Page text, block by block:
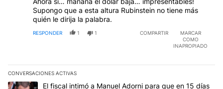
Supongo que a esta altura Rubinstein no tiene más
quién le dirija la palabra.
RESPONDER 1 1 COMPARTIR
MARCAR
COMO
INAPROPIADO
CONVERSACIONES ACTIVAS
Este listado muestra los artículos con más comentarios en los
Un artículo de tendencia con el título "El fiscal intimó a Manuel
El fiscal intimó a Manuel Adorni para que en 15 días